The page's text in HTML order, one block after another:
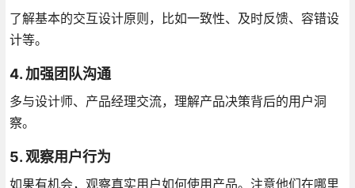
了解基本的交互设计原则，比如一致性、及时反馈、容错设
计等。
4. 加强团队沟通
多与设计师、产品经理交流，理解产品决策背后的用户洞
察。
5. 观察用户行为
如果有机会，观察真实用户如何使用产品。注意他们在哪里